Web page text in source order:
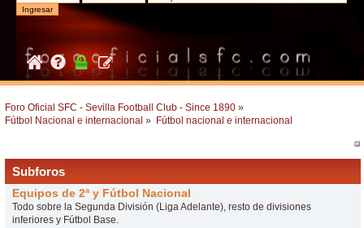
Foro Oficial SFC - Sevilla Football Club - Since 1890 »
Fútbol Nacional e internacional » Fútbol nacional e internacional
Subforos
Equipos de 2ª y Fútbol Nacional
Todo sobre la Segunda División (Liga Adelante), resto de divisiones
inferiores y Fútbol Base.